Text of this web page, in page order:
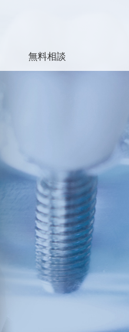
無料相談